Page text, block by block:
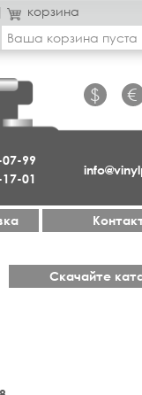
|
корзина
Ваша корзина пуста
99
01
$ €
Скачайте